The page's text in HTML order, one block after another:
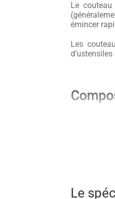
Le
émincer
Les
aux
Ici les
Le